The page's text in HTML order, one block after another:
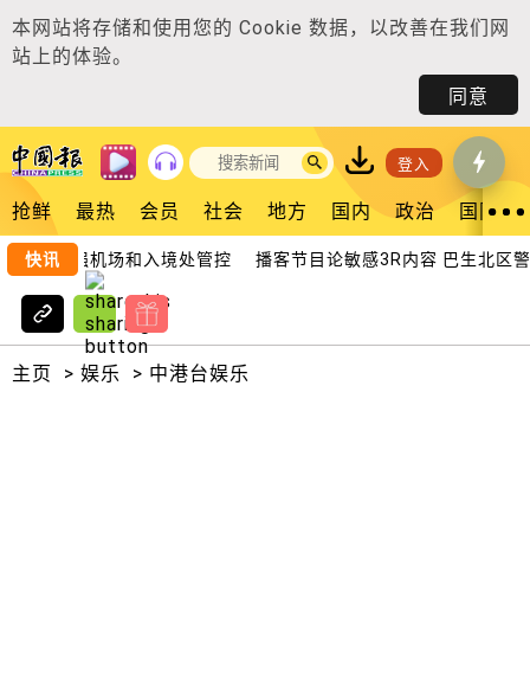
本网站将存储和使用您的 Cookie 数据，以改善在我们网
站上的体验。
同意
登入
抢鲜 最热 会员 社会 地方 国内 政治 国际
快讯
令加强机场和入境处管控 播客节目论敏感3R内容 巴生北区警
主页 > 娱乐 > 中港台娱乐